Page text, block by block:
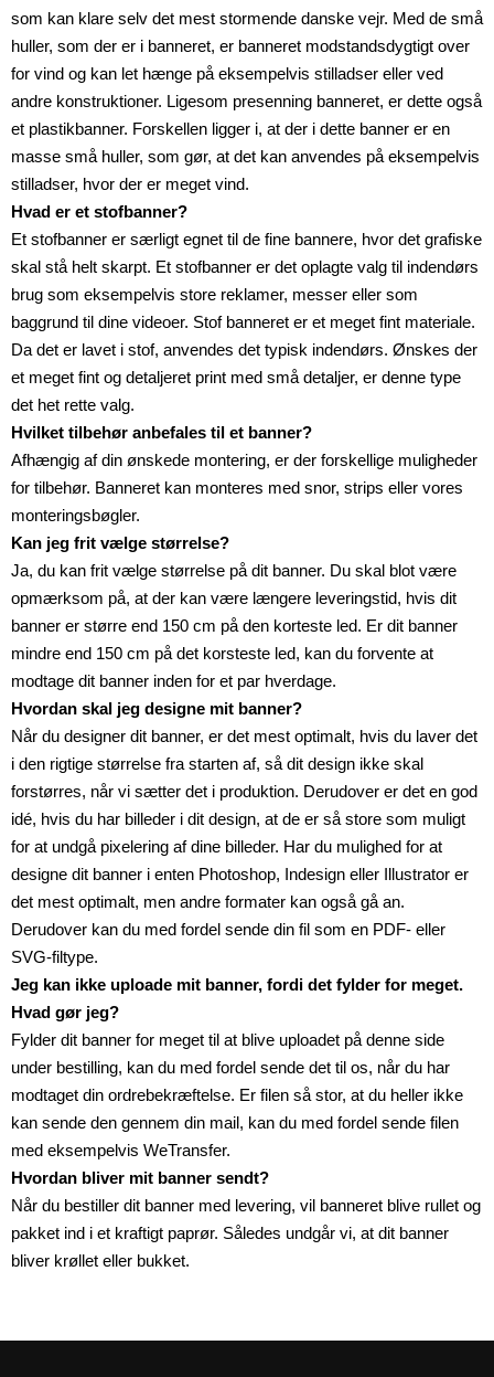
som kan klare selv det mest stormende danske vejr. Med de små
huller, som der er i banneret, er banneret modstandsdygtigt over
for vind og kan let hænge på eksempelvis stilladser eller ved
andre konstruktioner. Ligesom presenning banneret, er dette også
et plastikbanner. Forskellen ligger i, at der i dette banner er en
masse små huller, som gør, at det kan anvendes på eksempelvis
stilladser, hvor der er meget vind.
Hvad er et stofbanner?
Et stofbanner er særligt egnet til de fine bannere, hvor det grafiske
skal stå helt skarpt. Et stofbanner er det oplagte valg til indendørs
brug som eksempelvis store reklamer, messer eller som
baggrund til dine videoer. Stof banneret er et meget fint materiale.
Da det er lavet i stof, anvendes det typisk indendørs. Ønskes der
et meget fint og detaljeret print med små detaljer, er denne type
det het rette valg.
Hvilket tilbehør anbefales til et banner?
Afhængig af din ønskede montering, er der forskellige muligheder
for tilbehør. Banneret kan monteres med snor, strips eller vores
monteringsbøgler.
Kan jeg frit vælge størrelse?
Ja, du kan frit vælge størrelse på dit banner. Du skal blot være
opmærksom på, at der kan være længere leveringstid, hvis dit
banner er større end 150 cm på den korteste led. Er dit banner
mindre end 150 cm på det korsteste led, kan du forvente at
modtage dit banner inden for et par hverdage.
Hvordan skal jeg designe mit banner?
Når du designer dit banner, er det mest optimalt, hvis du laver det
i den rigtige størrelse fra starten af, så dit design ikke skal
forstørres, når vi sætter det i produktion. Derudover er det en god
idé, hvis du har billeder i dit design, at de er så store som muligt
for at undgå pixelering af dine billeder. Har du mulighed for at
designe dit banner i enten Photoshop, Indesign eller Illustrator er
det mest optimalt, men andre formater kan også gå an.
Derudover kan du med fordel sende din fil som en PDF- eller
SVG-filtype.
Jeg kan ikke uploade mit banner, fordi det fylder for meget.
Hvad gør jeg?
Fylder dit banner for meget til at blive uploadet på denne side
under bestilling, kan du med fordel sende det til os, når du har
modtaget din ordrebekræftelse. Er filen så stor, at du heller ikke
kan sende den gennem din mail, kan du med fordel sende filen
med eksempelvis WeTransfer.
Hvordan bliver mit banner sendt?
Når du bestiller dit banner med levering, vil banneret blive rullet og
pakket ind i et kraftigt paprør. Således undgår vi, at dit banner
bliver krøllet eller bukket.